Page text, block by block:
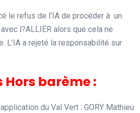
le refus de l’IA de procéder à un
l?ALLIER alors que cela ne
L’IA a rejeté la responsabilité sur
Hors barème :
du Val Vert : GORY Mathieu